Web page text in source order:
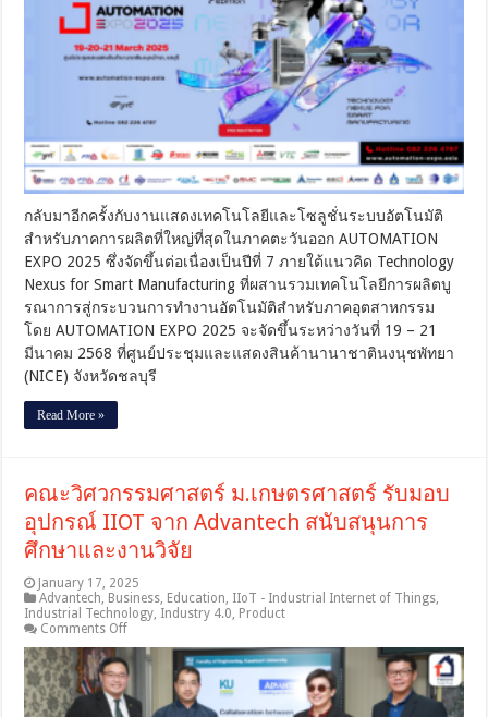
รู้
เท
รนด์
และ
เทคโนโลยี
ล่าสุด
ด้าน
ระบบ
อัตโนมัติ
AUTOMATION
EXPO
2025!
กลับมาอีกครั้งกับงานแสดงเทคโนโลยีและโซลูชั่นระบบอัตโนมัติ
สำหรับภาคการผลิตที่ใหญ่ที่สุดในภาคตะวันออก AUTOMATION
EXPO 2025 ซึ่งจัดขึ้นต่อเนื่องเป็นปีที่ 7 ภายใต้แนวคิด Technology
Nexus for Smart Manufacturing ที่ผสานรวมเทคโนโลยีการผลิตบู
รณาการสู่กระบวนการทำงานอัตโนมัติสำหรับภาคอุตสาหกรรม
โดย AUTOMATION EXPO 2025 จะจัดขึ้นระหว่างวันที่ 19 – 21
มีนาคม 2568 ที่ศูนย์ประชุมและแสดงสินค้านานาชาตินงนุชพัทยา
(NICE) จังหวัดชลบุรี
Read More »
คณะวิศวกรรมศาสตร์ ม.เกษตรศาสตร์ รับมอบ
อุปกรณ์ IIOT จาก Advantech สนับสนุนการ
ศึกษาและงานวิจัย
January 17, 2025
Advantech Business Education IIoT - Industrial Internet of Things
Industrial Technology Industry 4.0 Product
Comments Offon
คณะ
วิศวกรรมศาสตร์
ม.เกษตรศาสตร์
รับ